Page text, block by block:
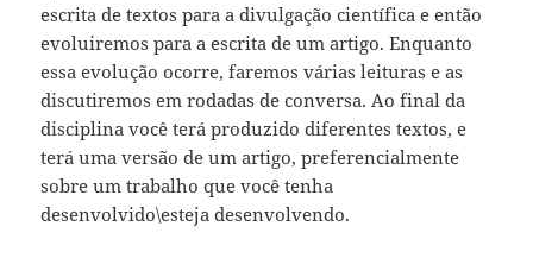
escrita de textos para a divulgação científica e então
evoluiremos para a escrita de um artigo. Enquanto
essa evolução ocorre, faremos várias leituras e as
discutiremos em rodadas de conversa. Ao final da
disciplina você terá produzido diferentes textos, e
terá uma versão de um artigo, preferencialmente
sobre um trabalho que você tenha
desenvolvido\esteja desenvolvendo.